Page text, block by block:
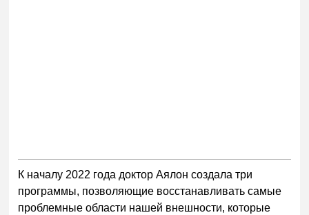
К началу 2022 года доктор Аялон создала три
программы, позволяющие восстанавливать самые
проблемные области нашей внешности, которые